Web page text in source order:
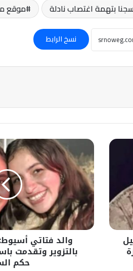
موقع
نسخ الرابط
والد
فتاتي
أسيوط:
لم
أتهم
بناتي
بالتزوير
وتقدمت
باستئناف
والد فتاتي
بالتزوير وتقدمت
حكم